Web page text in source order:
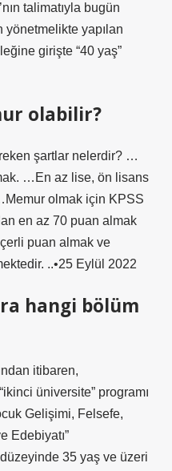
talimatıyla bugün
yönetmelikte yapılan
girişte “40 yaş”
olabilir?
şartlar nelerdir? …
…En az lise, ön lisans
olmak için KPSS
en az 70 puan almak
puan almak ve
..•25 Eylül 2022
hangi bölüm
itibaren,
üniversite” programı
Gelişimi, Felsefe,
Edebiyatı”
35 yaş ve üzeri